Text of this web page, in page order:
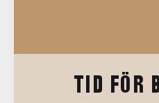
TID FÖR